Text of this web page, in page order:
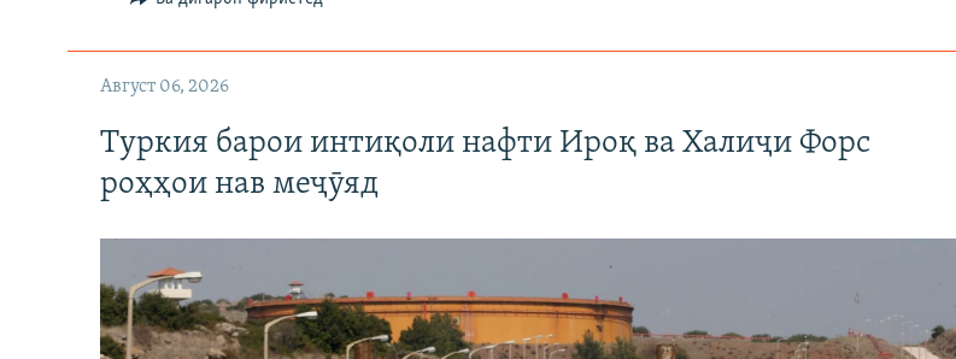
Август 06, 2026
Туркия барои интиқоли нафти Ироқ ва Халиҷи Форс
роҳҳои нав меҷӯяд